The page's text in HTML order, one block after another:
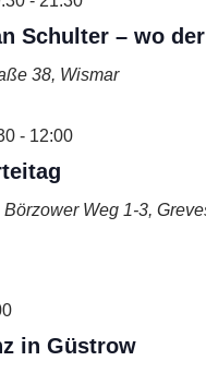
Schulter – wo
38, Wismar
- 12:00
Börzower Weg 1-3,
in Güstrow